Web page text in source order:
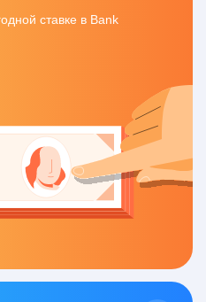
ставке в Bank